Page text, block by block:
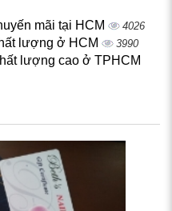
mãi tại HCM 4026
lượng ở HCM 3990
lượng cao ở TPHCM